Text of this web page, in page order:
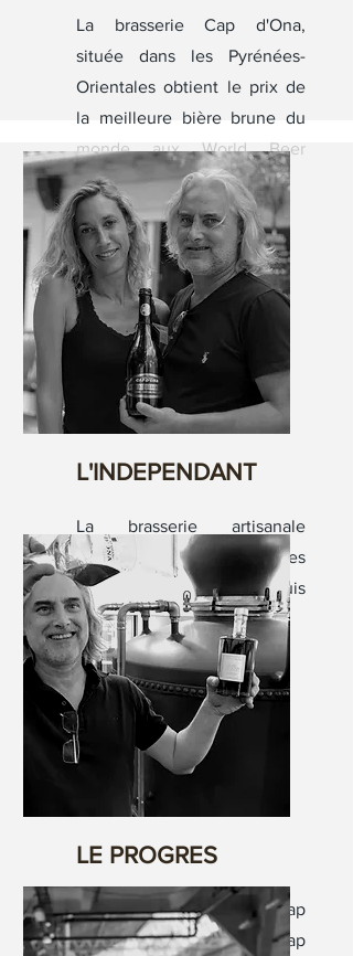
La brasserie Cap d'Ona,
située dans les Pyrénées-
Orientales obtient le prix de
la meilleure bière brune du
monde aux World Beer
Awards 2022.
L'INDEPENDANT
La brasserie artisanale
argelésienne collectionne les
médailles d'or depuis
plusieurs années.
LE PROGRES
Meilleur spiritueux : le « Cap
Si Gran » de la brasserie Cap